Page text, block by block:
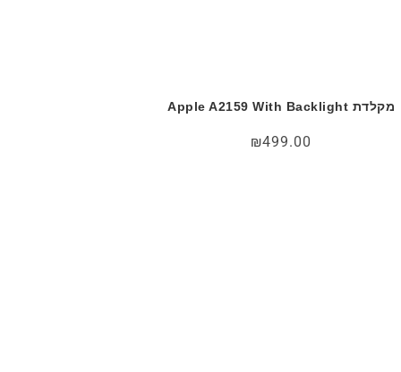
מקלדת Apple A2159 With Backlight
₪499.00